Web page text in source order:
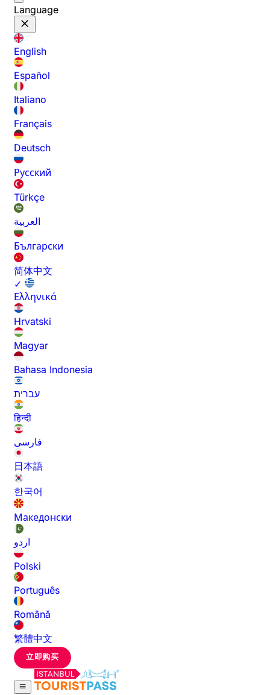
Language
English
Español
Italiano
Français
Deutsch
Русский
Türkçe
العربية
Български
简体中文
✓
Ελληνικά
Hrvatski
Magyar
Bahasa Indonesia
עברית
हिन्दी
فارسی
日本語
한국어
Македонски
اردو
Polski
Português
Română
繁體中文
立即购买